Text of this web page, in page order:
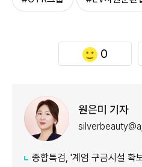
0
원은미 기자
종합특검, '계엄 구금시설 확